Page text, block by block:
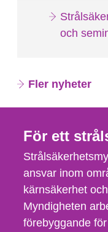
och
Fler nyheter
För ett
ansvar inom
kärnsäkerhet
Myndigheten
förebyggande